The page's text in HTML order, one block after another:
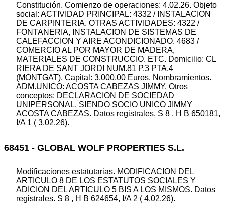
Constitución. Comienzo de operaciones: 4.02.26. Objeto
social: ACTIVIDAD PRINCIPAL: 4332 / INSTALACION
DE CARPINTERIA. OTRAS ACTIVIDADES: 4322 /
FONTANERIA, INSTALACION DE SISTEMAS DE
CALEFACCION Y AIRE ACONDICIONADO. 4683 /
COMERCIO AL POR MAYOR DE MADERA,
MATERIALES DE CONSTRUCCIO. ETC. Domicilio: CL
RIERA DE SANT JORDI NUM.81 P.3 PTA.4
(MONTGAT). Capital: 3.000,00 Euros. Nombramientos.
ADM.UNICO: ACOSTA CABEZAS JIMMY. Otros
conceptos: DECLARACION DE SOCIEDAD
UNIPERSONAL, SIENDO SOCIO UNICO JIMMY
ACOSTA CABEZAS. Datos registrales. S 8 , H B 650181,
I/A 1 ( 3.02.26).
68451 - GLOBAL WOLF PROPERTIES S.L.
Modificaciones estatutarias. MODIFICACION DEL
ARTICULO 8 DE LOS ESTATUTOS SOCIALES Y
ADICION DEL ARTICULO 5 BIS A LOS MISMOS. Datos
registrales. S 8 , H B 624654, I/A 2 ( 4.02.26).